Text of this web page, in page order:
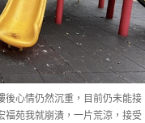
後心情仍然沉重，目前仍未能接
福苑我就崩潰，一片荒涼，接受